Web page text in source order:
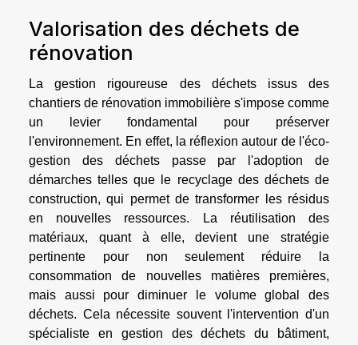
Valorisation des déchets de
rénovation
La gestion rigoureuse des déchets issus des
chantiers de rénovation immobilière s'impose comme
un levier fondamental pour préserver
l'environnement. En effet, la réflexion autour de l'éco-
gestion des déchets passe par l'adoption de
démarches telles que le recyclage des déchets de
construction, qui permet de transformer les résidus
en nouvelles ressources. La réutilisation des
matériaux, quant à elle, devient une stratégie
pertinente pour non seulement réduire la
consommation de nouvelles matières premières,
mais aussi pour diminuer le volume global des
déchets. Cela nécessite souvent l'intervention d'un
spécialiste en gestion des déchets du bâtiment,